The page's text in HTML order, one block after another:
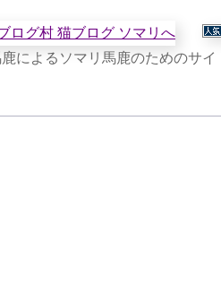
によるソマリ馬鹿のためのサ